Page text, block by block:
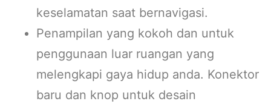
keselamatan saat bernavigasi.
Penampilan yang kokoh dan untuk
penggunaan luar ruangan yang
melengkapi gaya hidup anda. Konektor
baru dan knop untuk desain